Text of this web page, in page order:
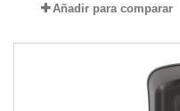
Añadir para comparar